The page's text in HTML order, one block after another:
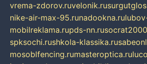
vrema-zdorov.ruvelonik.ru
nike-air-max-95.runadookna.ru
mobilreklama.rupds-nn.ru
spksochi.rushkola-klassika.ru
mosoblfencing.rumasteroptica.ru